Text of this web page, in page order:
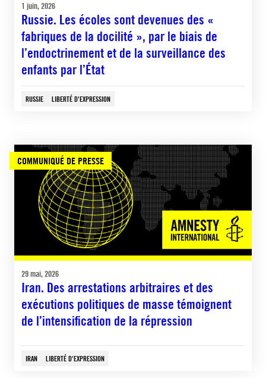
1 juin, 2026
Russie. Les écoles sont devenues des «
fabriques de la docilité », par le biais de
l’endoctrinement et de la surveillance des
enfants par l’État
RUSSIE LIBERTÉ D'EXPRESSION
COMMUNIQUÉ DE PRESSE
29 mai, 2026
Iran. Des arrestations arbitraires et des
exécutions politiques de masse témoignent
de l’intensification de la répression
IRAN LIBERTÉ D'EXPRESSION